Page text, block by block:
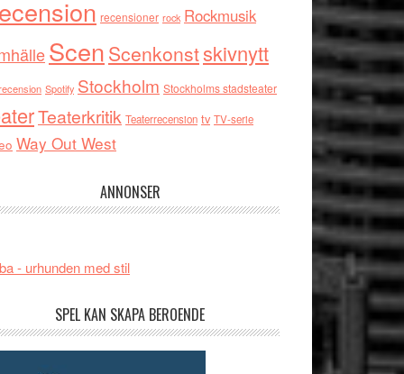
recensioner rock Rockmusik
Scen Scenkonstskivnytt
Spotify Stockholm Stockholms stadsteater
Teaterkritik Teaterrecension tv TV-serie
Way Out West
ANNONSER
- urhunden med stil
SPEL KAN SKAPA BEROENDE